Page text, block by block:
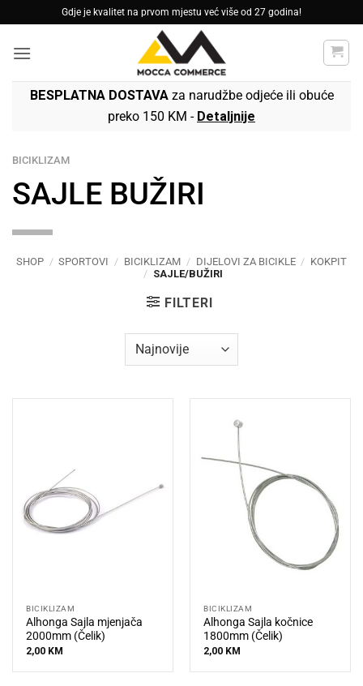
to
content
Gdje je kvalitet na prvom mjestu već više od 27 godina!
BESPLATNA DOSTAVAza narudžbe odjeće ili obuće
preko 150 KM - Detaljnije
BICIKLIZAM
SAJLE BUŽIRI
SHOP / SPORTOVI / BICIKLIZAM / DIJELOVI ZA BICIKLE / KOKPIT
/ SAJLE/BUŽIRI
FILTERI
BICIKLIZAM
Alhonga Sajla mjenjača
2000mm (Čelik)
2,00 KM
BICIKLIZAM
Alhonga Sajla kočnice
1800mm (Čelik)
2,00 KM